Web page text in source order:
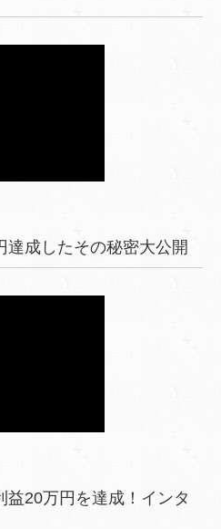
達成したその秘密大公開
益20万円を達成！インタ